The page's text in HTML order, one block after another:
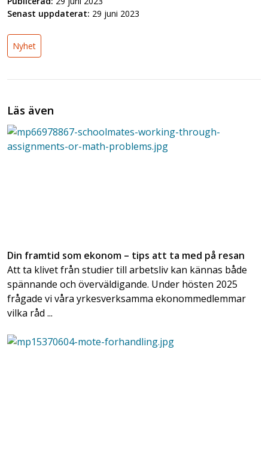
Senast uppdaterat: 29 juni 2023
Nyhet
Läs även
Din framtid som ekonom – tips att ta med på resan
Att ta klivet från studier till arbetsliv kan kännas både
spännande och överväldigande. Under hösten 2025
frågade vi våra yrkesverksamma ekonommedlemmar
vilka råd ...